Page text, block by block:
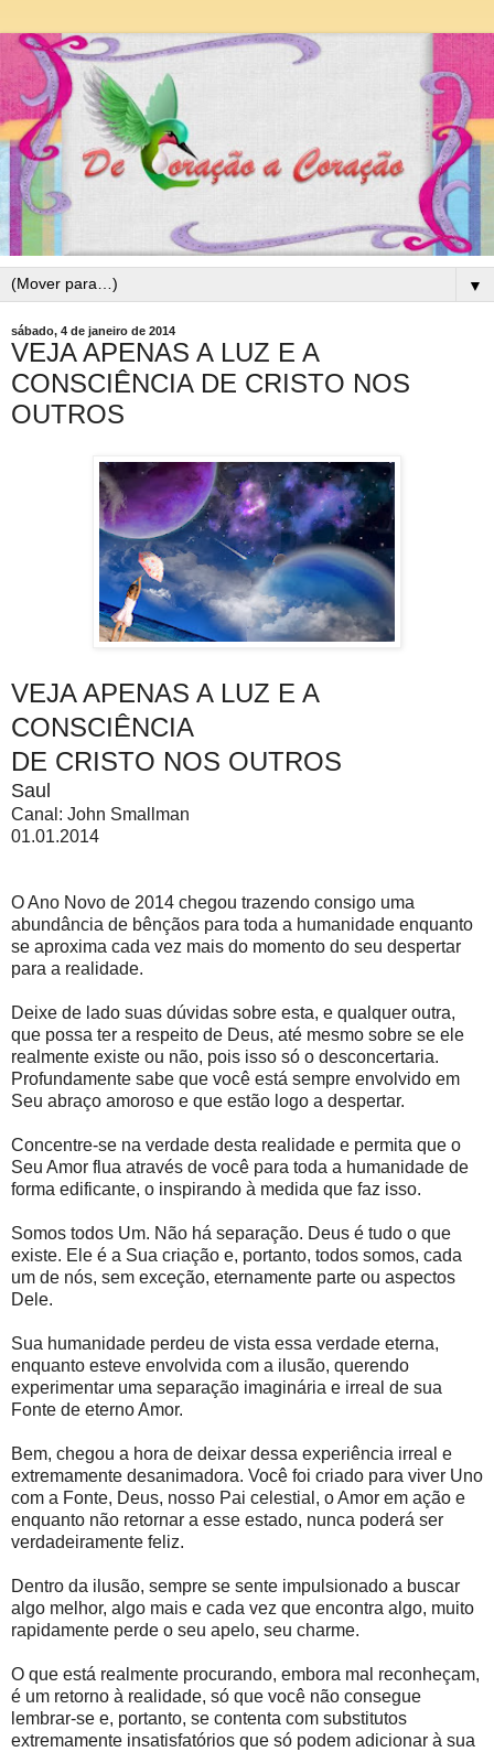
▼
sábado, 4 de janeiro de 2014
VEJA APENAS A LUZ E A
CONSCIÊNCIA DE CRISTO NOS
OUTROS
VEJA APENAS A LUZ E A
CONSCIÊNCIA
DE CRISTO NOS OUTROS
Saul
Canal: John Smallman
01.01.2014
O Ano Novo de 2014 chegou trazendo consigo uma
abundância de bênçãos para toda a humanidade enquanto
se aproxima cada vez mais do momento do seu despertar
para a realidade.
Deixe de lado suas dúvidas sobre esta, e qualquer outra,
que possa ter a respeito de Deus, até mesmo sobre se ele
realmente existe ou não, pois isso só o desconcertaria.
Profundamente sabe que você está sempre envolvido em
Seu abraço amoroso e que estão logo a despertar.
Concentre-se na verdade desta realidade e permita que o
Seu Amor flua através de você para toda a humanidade de
forma edificante, o inspirando à medida que faz isso.
Somos todos Um. Não há separação. Deus é tudo o que
existe. Ele é a Sua criação e, portanto, todos somos, cada
um de nós, sem exceção, eternamente parte ou aspectos
Dele.
Sua humanidade perdeu de vista essa verdade eterna,
enquanto esteve envolvida com a ilusão, querendo
experimentar uma separação imaginária e irreal de sua
Fonte de eterno Amor.
Bem, chegou a hora de deixar dessa experiência irreal e
extremamente desanimadora. Você foi criado para viver Uno
com a Fonte, Deus, nosso Pai celestial, o Amor em ação e
enquanto não retornar a esse estado, nunca poderá ser
verdadeiramente feliz.
Dentro da ilusão, sempre se sente impulsionado a buscar
algo melhor, algo mais e cada vez que encontra algo, muito
rapidamente perde o seu apelo, seu charme.
O que está realmente procurando, embora mal reconheçam,
é um retorno à realidade, só que você não consegue
lembrar-se e, portanto, se contenta com substitutos
extremamente insatisfatórios que só podem adicionar à sua